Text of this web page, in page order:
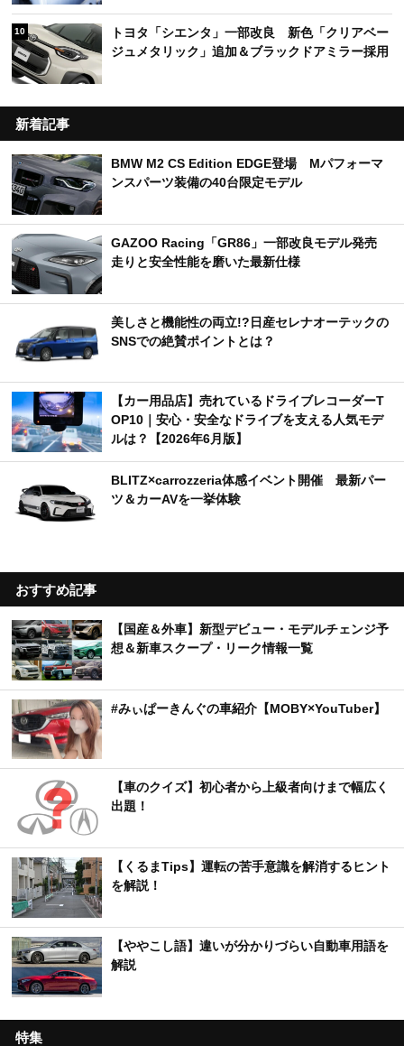
10
トヨタ「シエンタ」一部改良 新色「クリアベー
ジュメタリック」追加＆ブラックドアミラー採用
新着記事
BMW M2 CS Edition EDGE登場 Mパフォーマ
ンスパーツ装備の40台限定モデル
GAZOO Racing「GR86」一部改良モデル発売
走りと安全性能を磨いた最新仕様
美しさと機能性の両立!?日産セレナオーテックの
SNSでの絶賛ポイントとは？
【カー用品店】売れているドライブレコーダーT
OP10｜安心・安全なドライブを支える人気モデ
ルは？【2026年6月版】
BLITZ×carrozzeria体感イベント開催 最新パー
ツ＆カーAVを一挙体験
おすすめ記事
【国産＆外車】新型デビュー・モデルチェンジ予
想＆新車スクープ・リーク情報一覧
#みぃぱーきんぐの車紹介【MOBY×YouTuber】
【車のクイズ】初心者から上級者向けまで幅広く
出題！
【くるまTips】運転の苦手意識を解消するヒント
を解説！
【ややこし語】違いが分かりづらい自動車用語を
解説
特集